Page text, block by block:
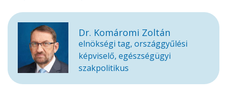
Dr. Komáromi Zoltán
elnökségi tag, országgyűlési
képviselő, egészségügyi
szakpolitikus